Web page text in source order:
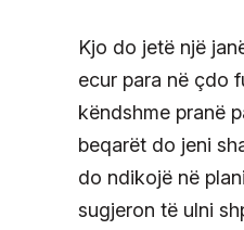
Kjo do jetë një
ecur para në çdo
këndshme pranë
beqarët do jeni
do ndikojë në
sugjeron të ulni